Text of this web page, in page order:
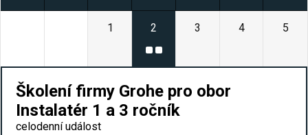
1 2 3 4 5
Školení firmy Grohe pro obor
Instalatér 1 a 3 ročník
celodenní událost